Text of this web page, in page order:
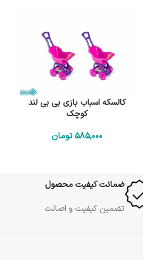
کالسکه اسباب بازی بی بی لند
کوچک
585٬000 تومان
ضمانت کیفیت محصول
تضمین کیفیت و اصالت